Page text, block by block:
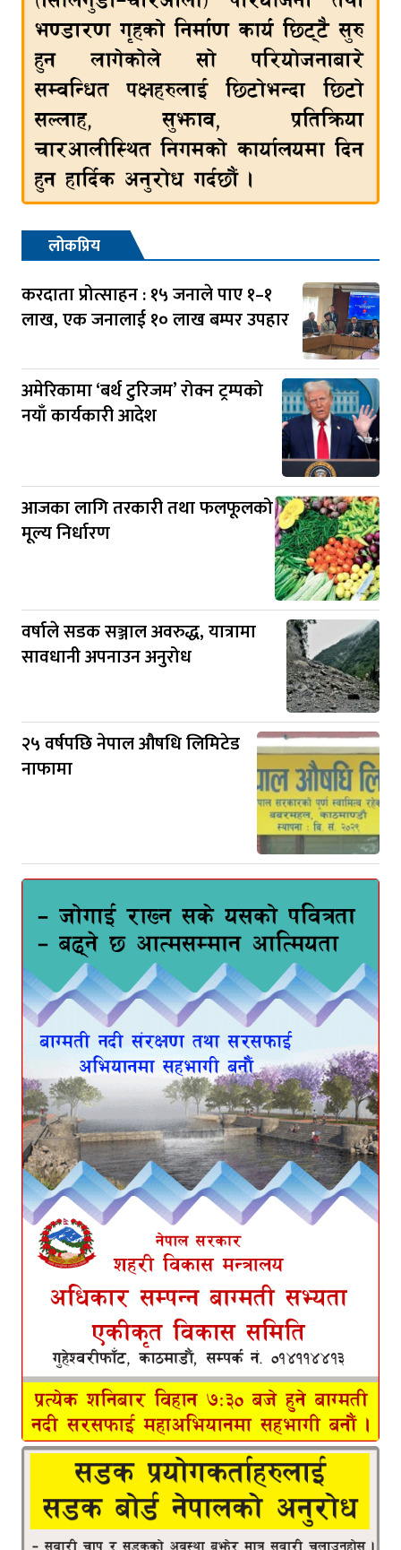
लोकप्रिय
करदाता प्रोत्साहन : १५ जनाले पाए १–१
लाख, एक जनालाई १० लाख बम्पर उपहार
अमेरिकामा ‘बर्थ टुरिजम’ रोक्न ट्रम्पको
नयाँ कार्यकारी आदेश
आजका लागि तरकारी तथा फलफूलको
मूल्य निर्धारण
वर्षाले सडक सञ्जाल अवरुद्ध, यात्रामा
सावधानी अपनाउन अनुरोध
२५ वर्षपछि नेपाल औषधि लिमिटेड
नाफामा